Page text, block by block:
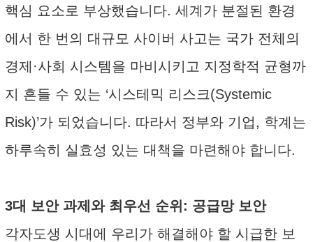
핵심 요소로 부상했습니다. 세계가 분절된 환경
에서 한 번의 대규모 사이버 사고는 국가 전체의
경제·사회 시스템을 마비시키고 지정학적 균형까
지 흔들 수 있는 ‘시스테믹 리스크(Systemic
Risk)’가 되었습니다. 따라서 정부와 기업, 학계는
하루속히 실효성 있는 대책을 마련해야 합니다.
3대 보안 과제와 최우선 순위: 공급망 보안
각자도생 시대에 우리가 해결해야 할 시급한 보